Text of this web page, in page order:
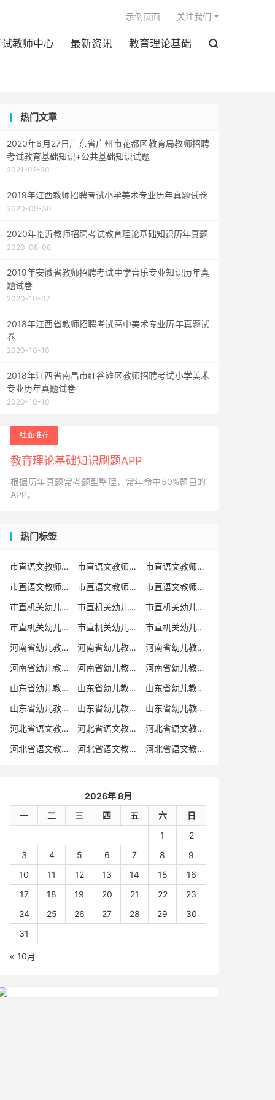
教师中心 最新资讯 教育理论基础 
示例页面 关注我们
热门文章
2020年6月27日广东省广州市花都区教育局教师招聘
考试教育基础知识+公共基础知识试题
2021-02-20
2019年江西教师招聘考试小学美术专业历年真题试卷
2020-09-30
2020年临沂教师招聘考试教育理论基础知识历年真题
2020-08-08
2019年安徽省教师招聘考试中学音乐专业知识历年真
题试卷
2020-10-07
2018年江西省教师招聘考试高中美术专业历年真题试
卷
2020-10-10
2018年江西省南昌市红谷滩区教师招聘考试小学美术
专业历年真题试卷
2020-10-10
吐血推荐
教育理论基础知识刷题APP
根据历年真题常考题型整理，常年命中50%题目的
APP。
热门标签
市直语文教师招聘 市直语文教师招聘考试真题
市直语文教师招聘考试真题卷
市直语文教师编制考试真题
市直语文教师编制考试真题卷
市直语文教师考试
市直机关幼儿教师招聘
市直机关幼儿教师考试
市直机关幼儿教师招聘考试真题
市直机关幼儿教师招聘考试真题卷
市直机关幼儿教师编制考试真题卷
市直机关幼儿教师编制考试真题
河南省幼儿教师招聘
河南省幼儿教师考试
河南省幼儿教师招聘考试真题
河南省幼儿教师招聘考试真题卷
河南省幼儿教师编制考试真题
河南省幼儿教师编制考试真题卷
山东省幼儿教师招聘
山东省幼儿教师考试
山东省幼儿教师招聘考试真题
山东省幼儿教师招聘考试真题卷
山东省幼儿教师编制考试真题
山东省幼儿教师编制考试真题卷
河北省语文教师招聘
河北省语文教师招聘考试真题
河北省语文教师招聘考试真题卷
河北省语文教师编制考试真题
河北省语文教师编制考试真题卷 河北省语文教师考试
2026年 8月
一
二 三 四 五 六
日
1
2
3
4 5 6 7 8
9
10
11 12 13 14 15
16
17
18 19 20 21 22
23
24
25 26 27 28 29
30
31
« 10月